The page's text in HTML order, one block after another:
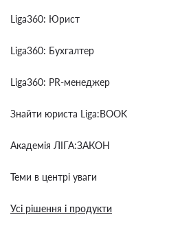
Liga360: Юрист
Liga360: Бухгалтер
Liga360: PR-менеджер
Знайти юриста Liga:BOOK
Академія ЛІГА:ЗАКОН
Теми в центрі уваги
Усі рішення і продукти